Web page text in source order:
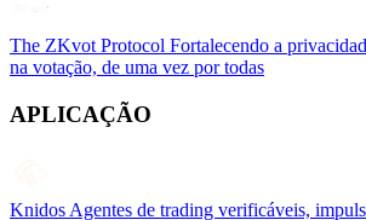
The ZKvot Protocol Fortalecendo a
na votação, de uma vez por todas
APLICAÇÃO
Knidos Agentes de trading verificáveis,